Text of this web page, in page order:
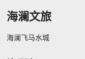
海澜文旅
海澜飞马水城